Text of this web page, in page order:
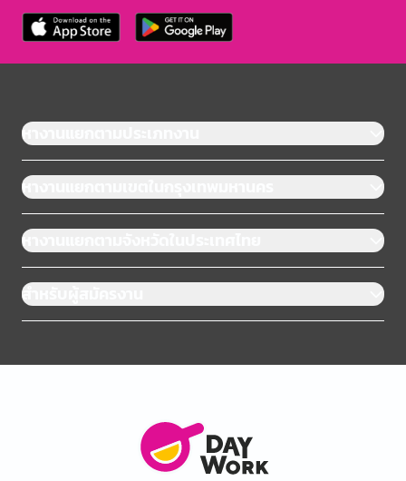
หางานแยกตามประเภทงาน
หางานแยกตามเขตในกรุงเทพมหานคร
หางานแยกตามจังหวัดในประเทศไทย
สำหรับผู้สมัครงาน